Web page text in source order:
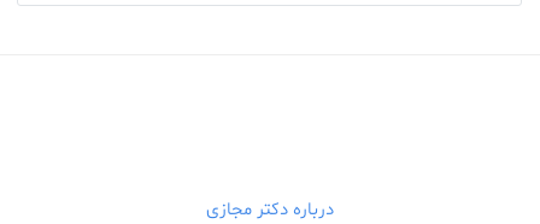
درباره دکتر مجازی